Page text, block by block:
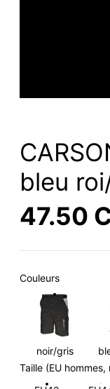
bleu
47.50
Couleurs
noir/gris
Taille (EU hommes,